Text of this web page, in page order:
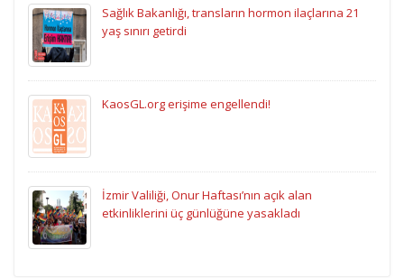
Sağlık Bakanlığı, transların hormon ilaçlarına 21
yaş sınırı getirdi
KaosGL.org erişime engellendi!
İzmir Valiliği, Onur Haftası’nın açık alan
etkinliklerini üç günlüğüne yasakladı